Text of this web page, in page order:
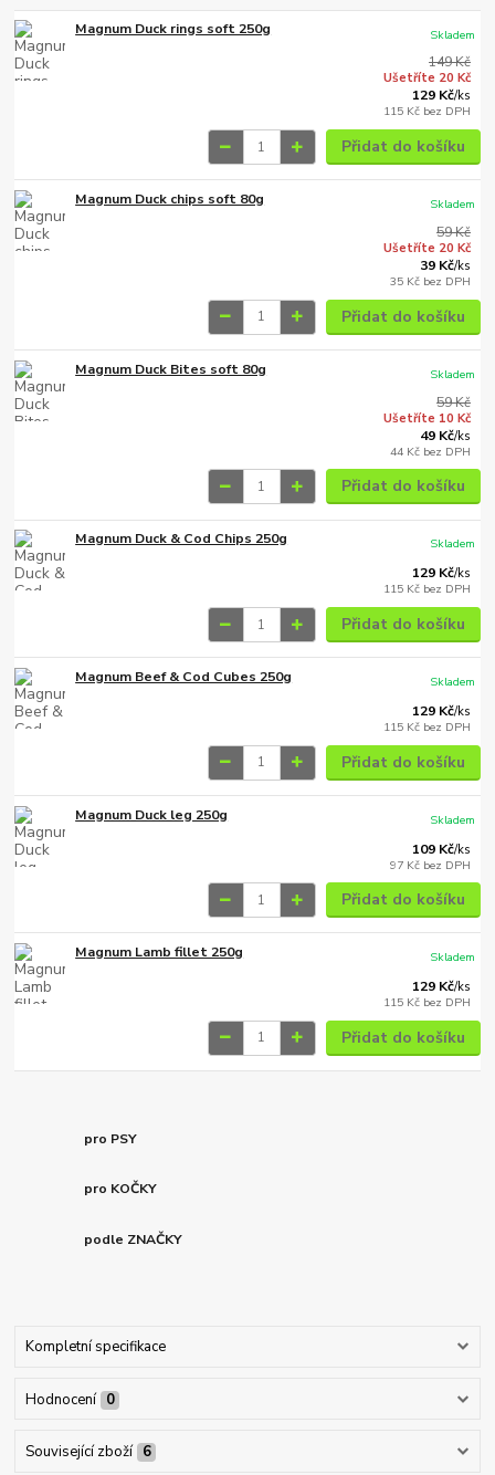
Magnum Duck rings soft 250g
149 Kč
Ušetříte 20 Kč
129 Kč/ks
115 Kč bez DPH
Skladem
Přidat do košíku
Magnum Duck chips soft 80g
59 Kč
Ušetříte 20 Kč
39 Kč/ks
35 Kč bez DPH
Skladem
Přidat do košíku
Magnum Duck Bites soft 80g
59 Kč
Ušetříte 10 Kč
49 Kč/ks
44 Kč bez DPH
Skladem
Přidat do košíku
Magnum Duck & Cod Chips 250g
129 Kč/ks
115 Kč bez DPH
Skladem
Přidat do košíku
Magnum Beef & Cod Cubes 250g
129 Kč/ks
115 Kč bez DPH
Skladem
Přidat do košíku
Magnum Duck leg 250g
109 Kč/ks
97 Kč bez DPH
Skladem
Přidat do košíku
Magnum Lamb fillet 250g
129 Kč/ks
115 Kč bez DPH
Skladem
Přidat do košíku
pro PSY
pro KOČKY
podle ZNAČKY
Kompletní specifikace
Hodnocení 0
Související zboží 6